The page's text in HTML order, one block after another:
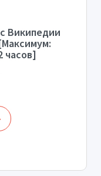
Википедии
часов]